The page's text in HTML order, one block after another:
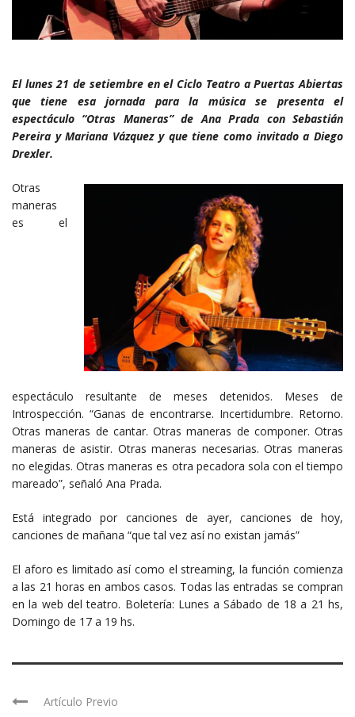
El lunes 21 de setiembre en el Ciclo Teatro a Puertas Abiertas
que tiene esa jornada para la música se presenta el
espectáculo “Otras Maneras” de Ana Prada con Sebastián
Pereira y Mariana Vázquez y que tiene como invitado a Diego
Drexler.
Otras
maneras
es el
espectáculo resultante de meses detenidos. Meses de
Introspección. “Ganas de encontrarse. Incertidumbre. Retorno.
Otras maneras de cantar. Otras maneras de componer. Otras
maneras de asistir. Otras maneras necesarias. Otras maneras
no elegidas. Otras maneras es otra pecadora sola con el tiempo
mareado”, señaló Ana Prada.
Está integrado por canciones de ayer, canciones de hoy,
canciones de mañana “que tal vez así no existan jamás”
El aforo es limitado así como el streaming, la función comienza
a las 21 horas en ambos casos. Todas las entradas se compran
en la web del teatro. Boletería: Lunes a Sábado de 18 a 21 hs,
Domingo de 17 a 19 hs.
Artículo Previo